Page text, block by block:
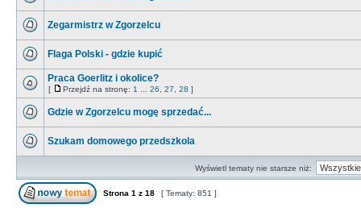
Zegarmistrz w Zgorzelcu
Flaga Polski - gdzie kupić
Praca Goerlitz i okolice?
[ Przejdź na stronę: 1 26 27 28 ]
Gdzie w Zgorzelcu mogę sprzedać...
Szukam domowego przedszkola
Wyświetl tematy nie starsze niż:
Strona 1 z 18 [ Tematy: 851 ]